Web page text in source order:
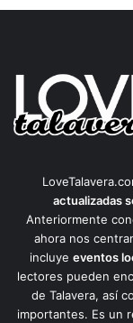
actualizadas
Anteriormente
ahora nos
incluye eventos
lectores pueden
de Talavera, así
importantes. Es un